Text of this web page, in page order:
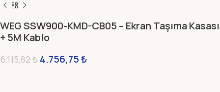
WEG SSW900-KMD-CB05 – Ekran Taşıma Kasası
+ 5M Kablo
6.115,82₺ 4.756,75₺